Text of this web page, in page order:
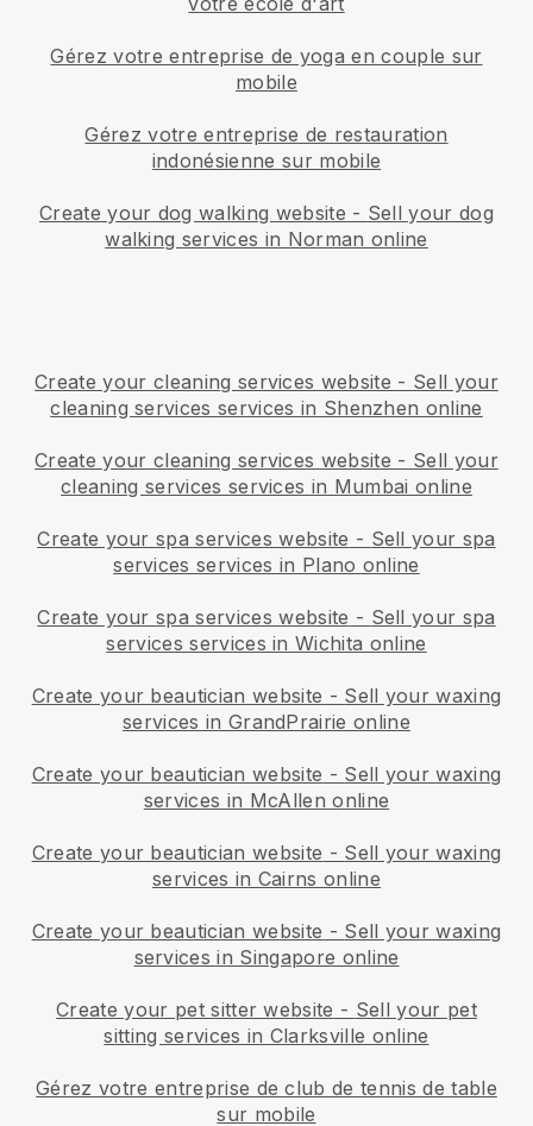
Gérez votre entreprise de yoga en couple sur
mobile
Gérez votre entreprise de restauration
indonésienne sur mobile
Create your dog walking website - Sell your dog
walking services in Norman online
Create your cleaning services website - Sell your
cleaning services services in Shenzhen online
Create your cleaning services website - Sell your
cleaning services services in Mumbai online
Create your spa services website - Sell your spa
services services in Plano online
Create your spa services website - Sell your spa
services services in Wichita online
Create your beautician website - Sell your waxing
services in GrandPrairie online
Create your beautician website - Sell your waxing
services in McAllen online
Create your beautician website - Sell your waxing
services in Cairns online
Create your beautician website - Sell your waxing
services in Singapore online
Create your pet sitter website - Sell your pet
sitting services in Clarksville online
Gérez votre entreprise de club de tennis de table
sur mobile